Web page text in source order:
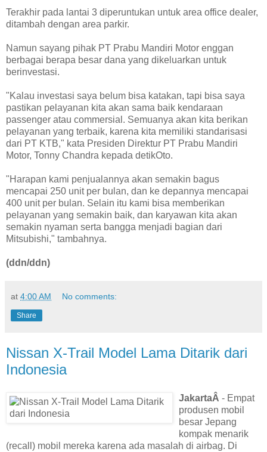
Terakhir pada lantai 3 diperuntukan untuk area office dealer,
ditambah dengan area parkir.
Namun sayang pihak PT Prabu Mandiri Motor enggan
berbagai berapa besar dana yang dikeluarkan untuk
berinvestasi.
"Kalau investasi saya belum bisa katakan, tapi bisa saya
pastikan pelayanan kita akan sama baik kendaraan
passenger atau commersial. Semuanya akan kita berikan
pelayanan yang terbaik, karena kita memiliki standarisasi
dari PT KTB," kata Presiden Direktur PT Prabu Mandiri
Motor, Tonny Chandra kepada detikOto.
"Harapan kami penjualannya akan semakin bagus
mencapai 250 unit per bulan, dan ke depannya mencapai
400 unit per bulan. Selain itu kami bisa memberikan
pelayanan yang semakin baik, dan karyawan kita akan
semakin nyaman serta bangga menjadi bagian dari
Mitsubishi," tambahnya.
(ddn/ddn)
at 4:00 AM No comments:
Share
Nissan X-Trail Model Lama Ditarik dari
Indonesia
JakartaÂ - Empat
produsen mobil
besar Jepang
kompak menarik
(recall) mobil mereka karena ada masalah di airbag. Di